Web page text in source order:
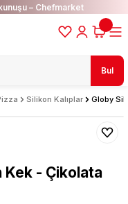
– Chefmarket
Bul
Silikon Kalıplar Globy
Kek - Çikolata